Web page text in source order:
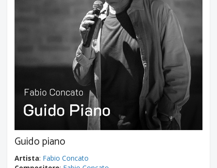
Guido piano
Artista: Fabio Concato